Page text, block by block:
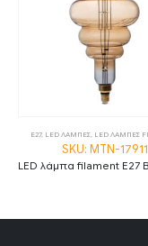
E27, LED ΛΑΜΠΕΣ, LED ΛΑΜΠΕΣ
SKU: MTN-17911